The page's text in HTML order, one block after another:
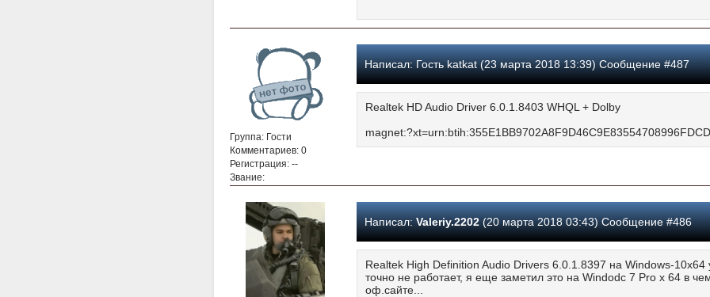
Группа: Гости
Комментариев: 0
Регистрация: --
Звание:
Написал:Гость katkat (23 марта 2018 13:39) Сообщение #487
Realtek HD Audio Driver 6.0.1.8403 WHQL + Dolby
Написал: Valeriy.2202(20 марта 2018 03:43) Сообщение #486
Realtek High Definition Audio Drivers 6.0.1.8397 на Windows-
точно не работает, я еще заметил это на Windodc 7 Pro x 64 в
оф.сайте...